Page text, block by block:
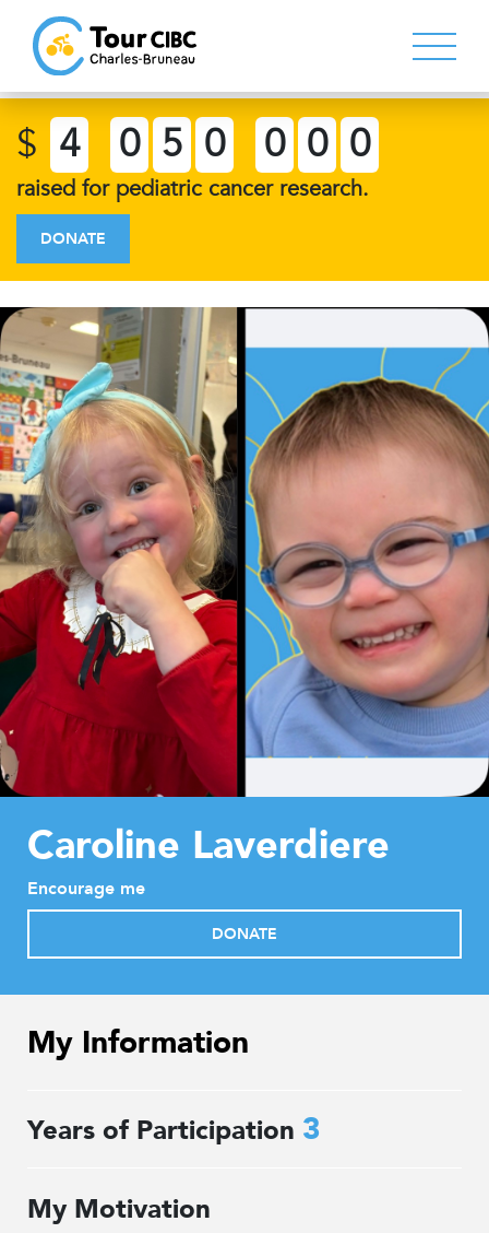
$ 4 0 5 0 0 0 0
raised for pediatric cancer research.
DONATE
Caroline Laverdiere
Encourage me
DONATE
My Information
Years of Participation 3
My Motivation